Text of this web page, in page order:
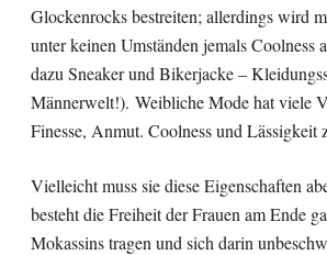
Glockenrocks bestreiten; allerdings wird
unter keinen Umständen jemals Coolness
dazu Sneaker und Bikerjacke –
Männerwelt!). Weibliche Mode hat viele
Finesse, Anmut. Coolness und
Vielleicht muss sie diese Eigenschaften
besteht die Freiheit der Frauen am Ende
Mokassins tragen und sich darin